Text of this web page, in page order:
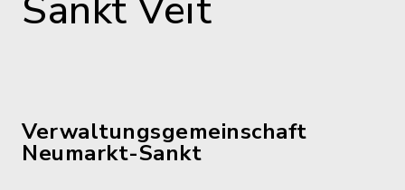
Sankt Veit
Verwaltungsgemeinschaft
Neumarkt-Sankt